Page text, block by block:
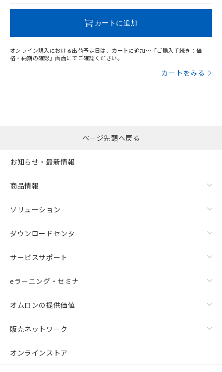
カートに追加
オンライン購入における出荷予定日は、カートに追加～「ご購入手続き：価
格・納期の確認」画面にてご確認ください。
カートをみる
ページ先頭へ戻る
お知らせ・最新情報
商品情報
ソリューション
ダウンロードセンタ
サービスサポート
eラーニング・セミナ
オムロンの提供価値
販売ネットワーク
オンラインストア